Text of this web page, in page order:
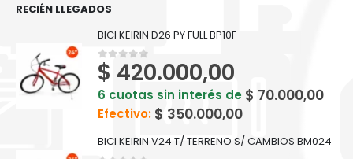
RECIÉN LLEGADOS
BICI KEIRIN D26 PY FULL BP10F
0out of 5
$ 420.000,00
6 cuotas sin interés de $ 70.000,00
Efectivo: $ 350.000,00
BICI KEIRIN V24 T/ TERRENO S/ CAMBIOS BM024